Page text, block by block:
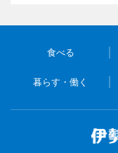
食べる
暮らす・働く